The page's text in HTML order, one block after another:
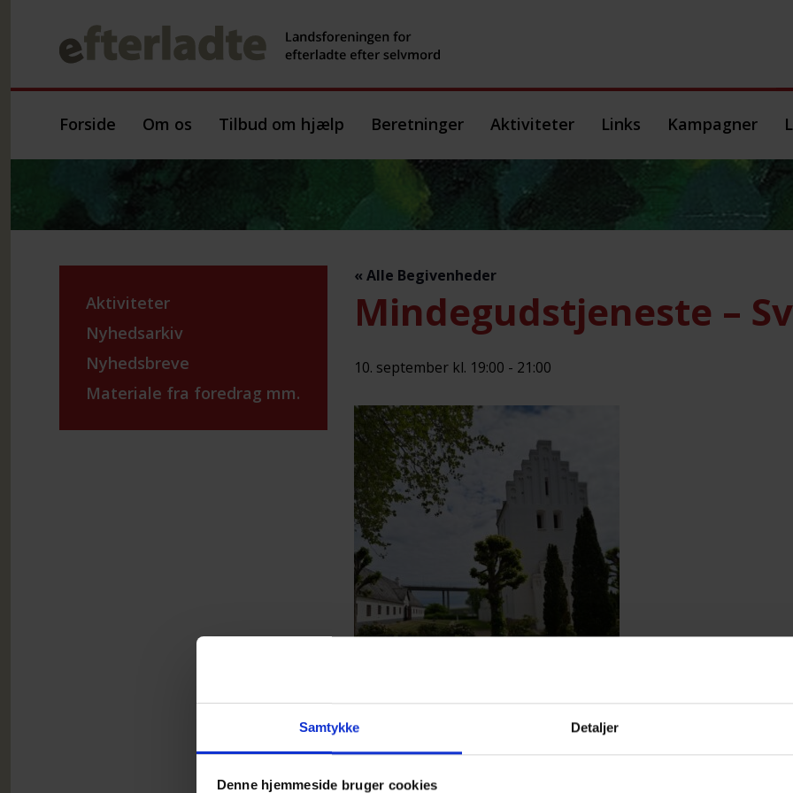
Samtykke Detaljer
Denne hjemmeside bruger cookies
Forside Om os Tilbud om hjælp Beretninger Aktiviteter Links Kampagner
« Alle Begivenheder
Mindegudstjeneste –
10. september kl. 19:00 - 21:00
Aktiviteter
Nyhedsarkiv
Nyhedsbreve
Materiale fra foredrag mm.